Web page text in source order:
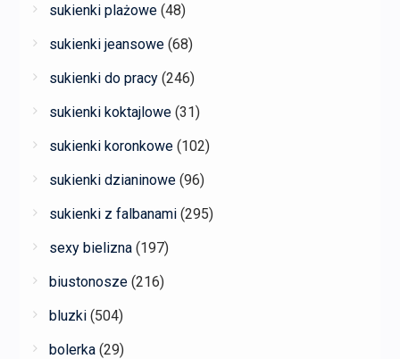
sukienki plażowe (48)
sukienki jeansowe (68)
sukienki do pracy (246)
sukienki koktajlowe (31)
sukienki koronkowe (102)
sukienki dzianinowe (96)
sukienki z falbanami (295)
sexy bielizna (197)
biustonosze (216)
bluzki (504)
bolerka (29)